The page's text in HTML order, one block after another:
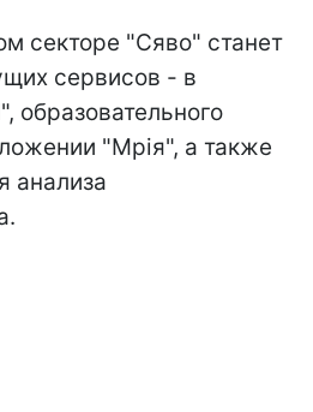
секторе "Сяво" станет
сервисов - в
образовательного
"Мрія", а также
анализа